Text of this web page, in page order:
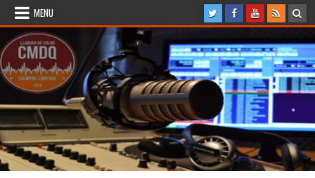
Skip to content
MENU